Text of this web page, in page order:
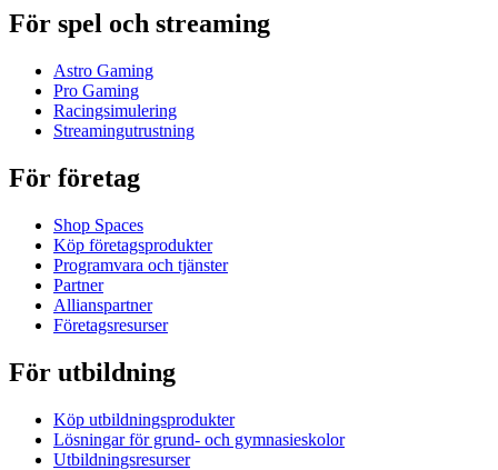
För spel och streaming
Astro Gaming
Pro Gaming
Racingsimulering
Streamingutrustning
För företag
Shop Spaces
Köp företagsprodukter
Programvara och tjänster
Partner
Allianspartner
Företagsresurser
För utbildning
Köp utbildningsprodukter
Lösningar för grund- och gymnasieskolor
Utbildningsresurser